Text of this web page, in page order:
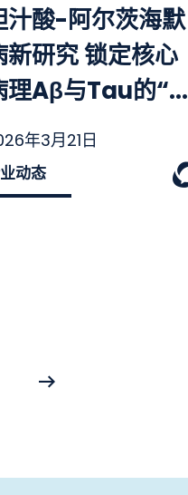
Knowledge
汁酸-阿尔茨海默
新研究 锁定核心
理Aβ与Tau的“...
动态
年3月21日
下一页